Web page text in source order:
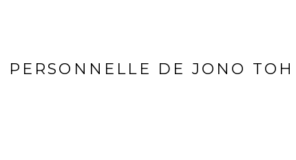
PERSONNELLE DE JONO TOH